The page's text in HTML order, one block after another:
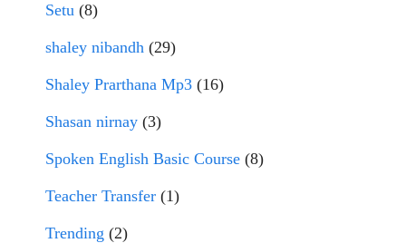
Setu (8)
shaley nibandh (29)
Shaley Prarthana Mp3 (16)
Shasan nirnay (3)
Spoken English Basic Course (8)
Teacher Transfer (1)
Trending (2)